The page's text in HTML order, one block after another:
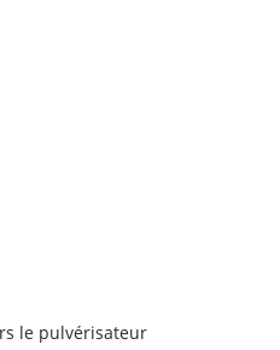
le pulvérisateur